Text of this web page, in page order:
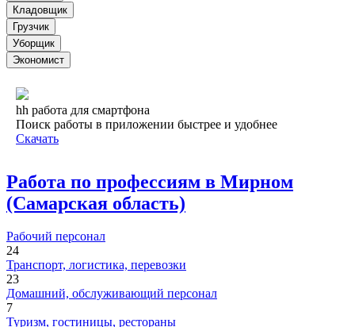
Кладовщик
Грузчик
Уборщик
Экономист
hh работа для смартфона
Поиск работы в приложении быстрее и удобнее
Скачать
Работа по профессиям в Мирном
(Самарская область)
Рабочий персонал
24
Транспорт, логистика, перевозки
23
Домашний, обслуживающий персонал
7
Туризм, гостиницы, рестораны